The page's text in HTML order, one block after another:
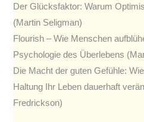
Der Glücksfaktor: Warum
(Martin Seligman)
Flourish – Wie Menschen
Psychologie des Überlebens
Die Macht der guten Gefühle:
Haltung Ihr Leben dauerhaft
Fredrickson)